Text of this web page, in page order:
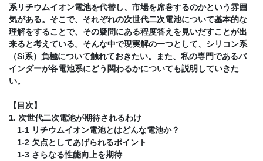
系リチウムイオン電池を代替し、市場を席巻するのかという雰囲
気がある。そこで、それぞれの次世代二次電池について基本的な
理解をすることで、その疑問にある程度答えを見いだすことが出
来ると考えている。そんな中で現実解の一つとして、シリコン系
（Si系）負極について触れておきたい。また、私の専門であるバ
インダーが各電池系にどう関わるかについても説明していきた
い。
【目次】
1. 次世代二次電池が期待されるわけ
1-1 リチウムイオン電池とはどんな電池か？
1-2 欠点としてあげられるポイント
1-3 さらなる性能向上を期待